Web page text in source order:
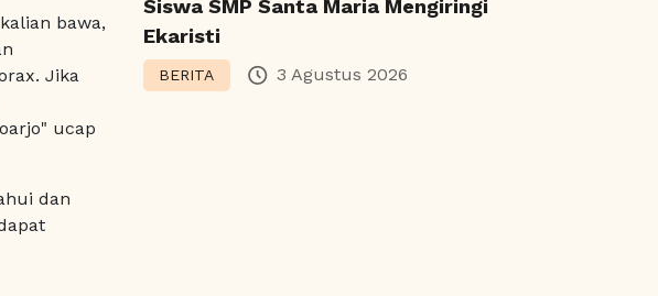
bawa,
Jika
ucap
dan
Siswa SMP Santa Maria Mengiringi
Ekaristi
BERITA 3 Agustus 2026